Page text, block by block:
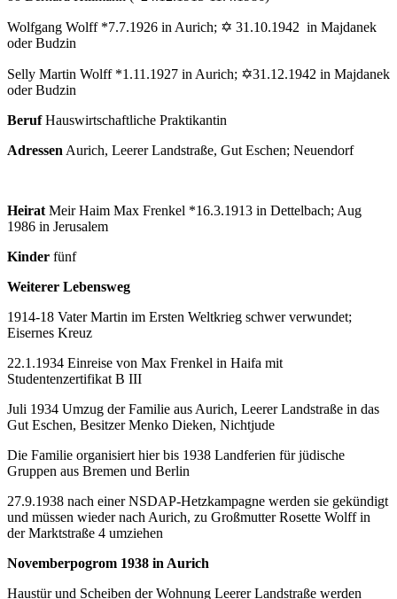
Wolfgang Wolff *7.7.1926 in Aurich; ✡ 31.10.1942 in Majdanek
oder Budzin
Selly Martin Wolff *1.11.1927 in Aurich; ✡31.12.1942 in Majdanek
oder Budzin
BerufHauswirtschaftliche Praktikantin
Adressen Aurich, Leerer Landstraße, Gut Eschen; Neuendorf
Heirat Meir Haim Max Frenkel *16.3.1913 in Dettelbach; Aug
1986 in Jerusalem
Kinder fünf
Weiterer Lebensweg
1914-18 Vater Martin im Ersten Weltkrieg schwer verwundet;
Eisernes Kreuz
22.1.1934 Einreise von Max Frenkel in Haifa mit
Studentenzertifikat B III
Juli 1934 Umzug der Familie aus Aurich, Leerer Landstraße in das
Gut Eschen, Besitzer Menko Dieken, Nichtjude
Die Familie organisiert hier bis 1938 Landferien für jüdische
Gruppen aus Bremen und Berlin
27.9.1938 nach einer NSDAP-Hetzkampagne werden sie gekündigt
und müssen wieder nach Aurich, zu Großmutter Rosette Wolff in
der Marktstraße 4 umziehen
Novemberpogrom 1938 in Aurich
Haustür und Scheiben der Wohnung Leerer Landstraße werden